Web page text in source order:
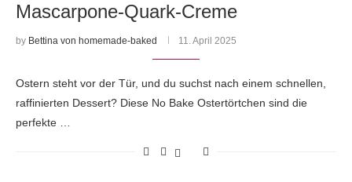
Mascarpone-Quark-Creme
by Bettina von homemade-baked 11. April 2025
Ostern steht vor der Tür, und du suchst nach einem schnellen,
raffinierten Dessert? Diese No Bake Ostertörtchen sind die
perfekte …